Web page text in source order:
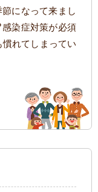
節になって来まし
感染症対策が必須
れてしまってい